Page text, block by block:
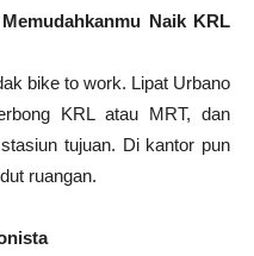
Naik KRL
bike to work. Lipat Urbano
KRL atau MRT, dan
tujuan. Di kantor pun
ruangan.